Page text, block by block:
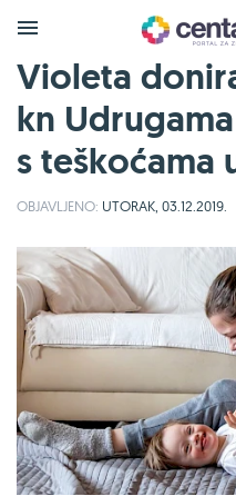
Violeta
kn
s teškoćama
OBJAVLJENO: UTORAK, 03.12.2019.